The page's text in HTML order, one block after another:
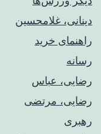
دینانی، غلامحسین
راهنمای خريد
رسانه
رضایی، عباس
رضایی، مرتضی
رهبری